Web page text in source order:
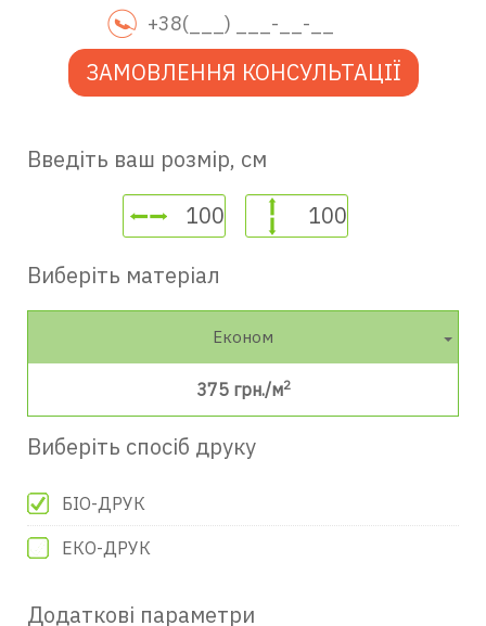
ЗАМОВЛЕННЯ КОНСУЛЬТАЦІЇ
Введіть ваш розмір, см
Виберіть матеріал
Економ
375 грн./м2
Виберіть спосіб друку
БІО-ДРУК
ЕКО-ДРУК
Додаткові параметри